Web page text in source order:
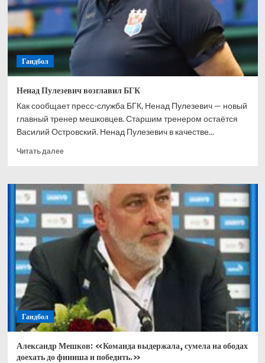
Гандбол
Ненад Пулезевич возглавил БГК
Как сообщает пресс-служба БГК, Ненад Пулезевич — новый
главный тренер мешковцев. Старшим тренером остаётся
Василий Островский. Ненад Пулезевич в качестве...
Читать далееПрочитать
Ненад
Пулезевич
возглавил
БГК
Гандбол
Александр Мешков: «Команда выдержала, сумела на ободах
доехать до финиша и победить.»